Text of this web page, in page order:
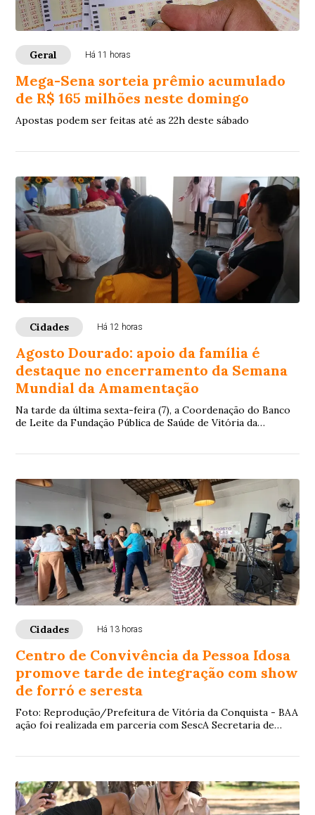
Geral Há 11 horas
Mega-Sena sorteia prêmio acumulado
de R$ 165 milhões neste domingo
Apostas podem ser feitas até as 22h deste sábado
Cidades Há 12 horas
Agosto Dourado: apoio da família é
destaque no encerramento da Semana
Mundial da Amamentação
Na tarde da última sexta-feira (7), a Coordenação do Banco
de Leite da Fundação Pública de Saúde de Vitória da
Cidades Há 13 horas
Centro de Convivência da Pessoa Idosa
promove tarde de integração com show
de forró e seresta
Foto: Reprodução/Prefeitura de Vitória da Conquista - BAA
ação foi realizada em parceria com SescA Secretaria de